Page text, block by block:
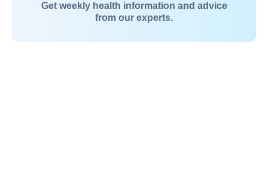
Get weekly health information and advice
from our experts.